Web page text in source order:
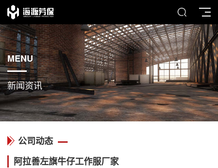
MENU
新闻资讯
公司动态
阿拉善左旗牛仔工作服厂家